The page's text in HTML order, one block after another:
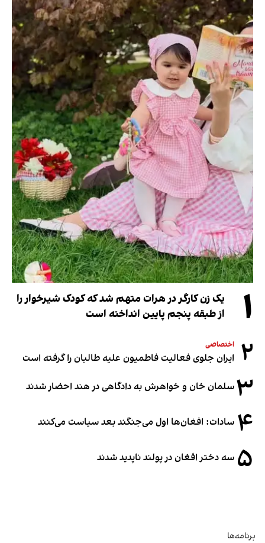
۱
یک زن کارگر در هرات متهم شد که کودک شیرخوار را
از طبقه پنجم پایین انداخته است
۲ اختصاصی
ایران جلوی فعالیت فاطمیون علیه طالبان را گرفته است
۳سلمان خان و خواهرش به دادگاهی در هند احضار شدند
۴ سادات: افغان‌ها اول می‌جنگند بعد سیاست می‌کنند
۵ سه دختر افغان در پولند ناپدید شدند
برنامه‌ها